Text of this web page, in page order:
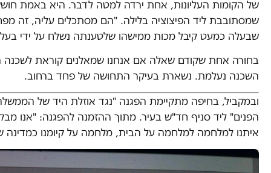
שמסתובבת ליד הפיצוציה בלילה. "הם מסתכלים עליה, זה
שבעלה כמעט קיבל מכות ממישהו שלטענתה נשלח על ידי
בחורה אחת שקודם שאלה אם אנחנו שמאלנים קוראת לשכנה
השכנה נעלמת. נשארת בעיקר התחושה של פחד ברחוב.
ובמקביל, בחיפה מתקיימת הפגנה "נגד אוזלת היד של
הפנים" ליד סניף חד"ש בעיר. מתוך ההזמנה להפגנה: "אנו
איתנו למלחמה למלחמה על הבית, מלחמה על קיומנו כמדינה